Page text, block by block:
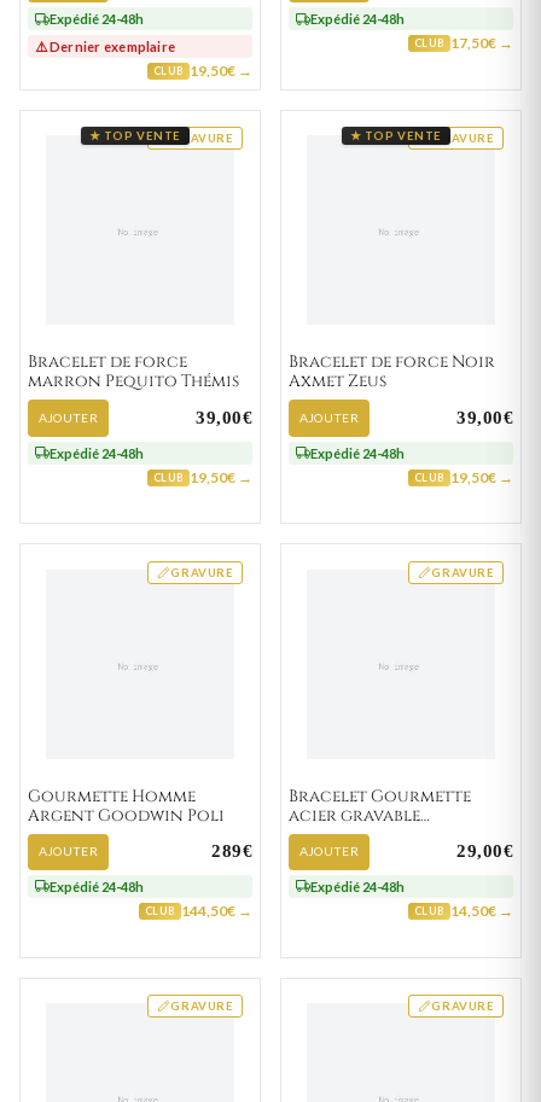
Expédié 24-48h
⚠️ Dernier exemplaire
CLUB 19,50€ →
Expédié 24-48h
CLUB 17,50€ →
GRAVURE
★ TOP VENTE
Bracelet de force
marron Pequito Thémis
AJOUTER 39,00€
Expédié 24-48h
CLUB 19,50€ →
GRAVURE
★ TOP VENTE
Bracelet de force Noir
Axmet Zeus
AJOUTER 39,00€
Expédié 24-48h
CLUB 19,50€ →
GRAVURE
Gourmette Homme
Argent Goodwin Poli
AJOUTER 289€
Expédié 24-48h
CLUB 144,50€ →
GRAVURE
Bracelet Gourmette
acier gravable
Andrejoseph
AJOUTER 29,00€
Expédié 24-48h
CLUB 14,50€ →
GRAVURE GRAVURE